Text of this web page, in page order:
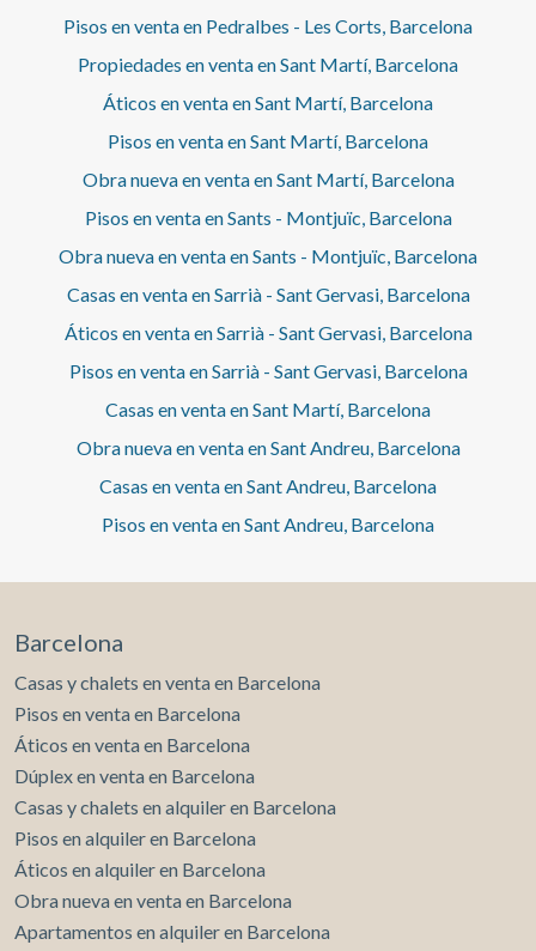
Pisos en venta en Pedralbes - Les Corts, Barcelona
Propiedades en venta en Sant Martí, Barcelona
Áticos en venta en Sant Martí, Barcelona
Pisos en venta en Sant Martí, Barcelona
Obra nueva en venta en Sant Martí, Barcelona
Pisos en venta en Sants - Montjuïc, Barcelona
Obra nueva en venta en Sants - Montjuïc, Barcelona
Casas en venta en Sarrià - Sant Gervasi, Barcelona
Áticos en venta en Sarrià - Sant Gervasi, Barcelona
Pisos en venta en Sarrià - Sant Gervasi, Barcelona
Casas en venta en Sant Martí, Barcelona
Obra nueva en venta en Sant Andreu, Barcelona
Casas en venta en Sant Andreu, Barcelona
Pisos en venta en Sant Andreu, Barcelona
Barcelona
Casas y chalets en venta en Barcelona
Pisos en venta en Barcelona
Áticos en venta en Barcelona
Dúplex en venta en Barcelona
Casas y chalets en alquiler en Barcelona
Pisos en alquiler en Barcelona
Áticos en alquiler en Barcelona
Obra nueva en venta en Barcelona
Apartamentos en alquiler en Barcelona